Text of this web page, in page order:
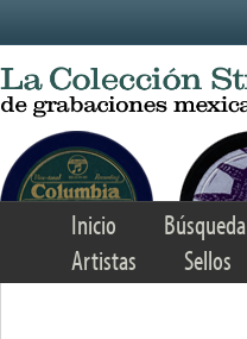
Inicio Búsqueda
Artistas
Sellos